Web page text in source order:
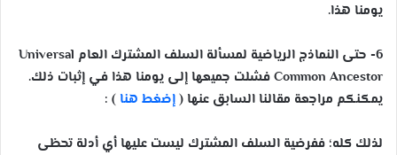
يومنا هذا.
6- حتى النماذج الرياضية لمسألة السلف المشترك العام Universal
Common Ancestor فشلت جميعها إلى يومنا هذا في إثبات ذلك.
يمكنكم مراجعة مقالنا السابق عنها (إضغط هنا ) :
لذلك كله؛ ففرضية السلف المشترك ليست عليها أي أدلة تحظى